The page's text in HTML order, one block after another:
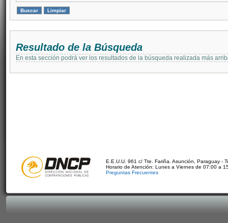
Resultado de la Búsqueda
En esta sección podrá ver los resultados de la búsqueda realizada más
E.E.U.U. 961 c/ Tte. Fariña. Asunción, Paraguay -
Horario de Atención: Lunes a Viernes de 07:00 a
Preguntas Frecuentes